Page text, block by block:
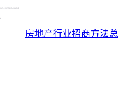
房地产行业招商方法总